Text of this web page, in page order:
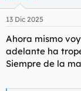
e
:
13 Dic 2025
Ahora mismo
adelante ha
Siempre de la